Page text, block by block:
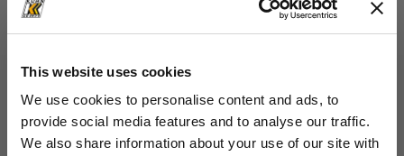
This website uses cookies
We use cookies to personalise content and ads, to
provide social media features and to analyse our traffic.
We also share information about your use of our site with
Vertrags- & Einkaufsbedingungen
KuhnBaumaschinen GmbH